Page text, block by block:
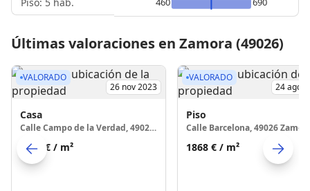
Últimas valoraciones en Zamora (49026)
VALORADO
26 nov 2023
Casa
Calle Campo de la Verdad, 49026 Zamora
1372 € / m²
VALORADO
24 ago
Piso
Calle Barcelona, 49026
1868 € / m²